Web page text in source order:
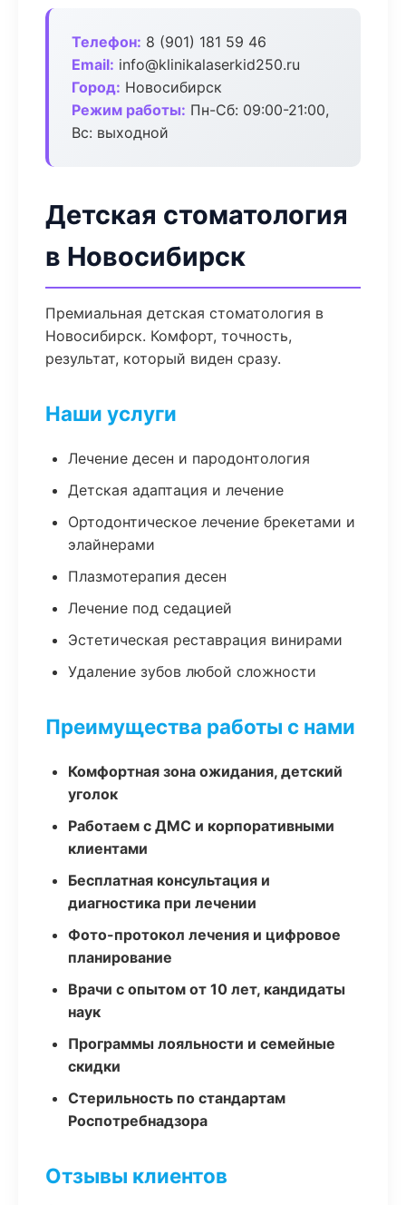
Телефон: 8 (901) 181 59 46
Email: info@klinikalaserkid250.ru
Город: Новосибирск
Режим работы: Пн-Сб: 09:00-21:00,
Вс: выходной
Детская стоматология
в Новосибирск
Премиальная детская стоматология в
Новосибирск. Комфорт, точность,
результат, который виден сразу.
Наши услуги
Лечение десен и пародонтология
Детская адаптация и лечение
Ортодонтическое лечение брекетами и
элайнерами
Плазмотерапия десен
Лечение под седацией
Эстетическая реставрация винирами
Удаление зубов любой сложности
Преимущества работы с нами
Комфортная зона ожидания, детский
уголок
Работаем с ДМС и корпоративными
клиентами
Бесплатная консультация и
диагностика при лечении
Фото-протокол лечения и цифровое
планирование
Врачи с опытом от 10 лет, кандидаты
наук
Программы лояльности и семейные
скидки
Стерильность по стандартам
Роспотребнадзора
Отзывы клиентов